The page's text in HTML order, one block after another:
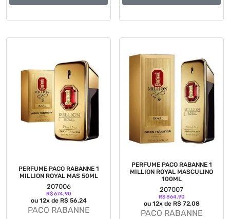
PERFUME PACO RABANNE 1
MILLION ROYAL MAS 50ML
207006
R$ 674,90
ou 12x de R$ 56,24
PACO RABANNE
PERFUME PACO RABANNE 1
MILLION ROYAL MASCULINO
100ML
207007
R$ 864,90
ou 12x de R$ 72,08
PACO RABANNE